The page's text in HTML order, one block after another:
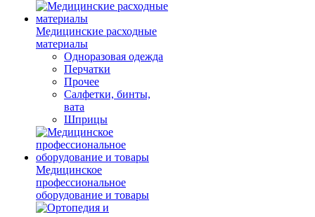
Медицинские расходные
материалы
Одноразовая одежда
Перчатки
Прочее
Салфетки, бинты,
вата
Шприцы
Медицинское
профессиональное
оборудование и товары